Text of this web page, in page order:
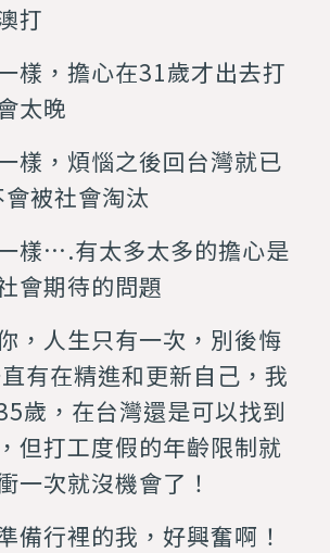
打
樣，擔心在31歲才出去打
太晚
樣，煩惱之後回台灣就已
被社會淘汰
樣….有太多太多的擔心是
會期待的問題
，人生只有一次，別後悔
有在精進和更新自己，我
歲，在台灣還是可以找到
但打工度假的年齡限制就
一次就沒機會了！
備行裡的我，好興奮啊！